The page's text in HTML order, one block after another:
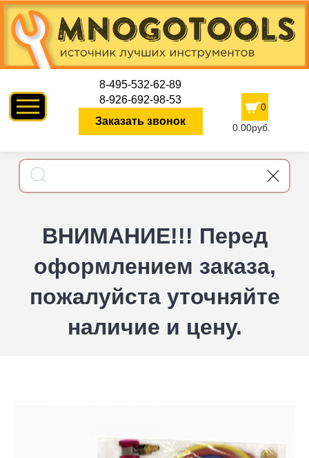
8-495-532-62-89
8-926-692-98-53
Заказать звонок
0
0.00руб.
ВНИМАНИЕ!!! Перед
оформлением заказа,
пожалуйста уточняйте
наличие и цену.